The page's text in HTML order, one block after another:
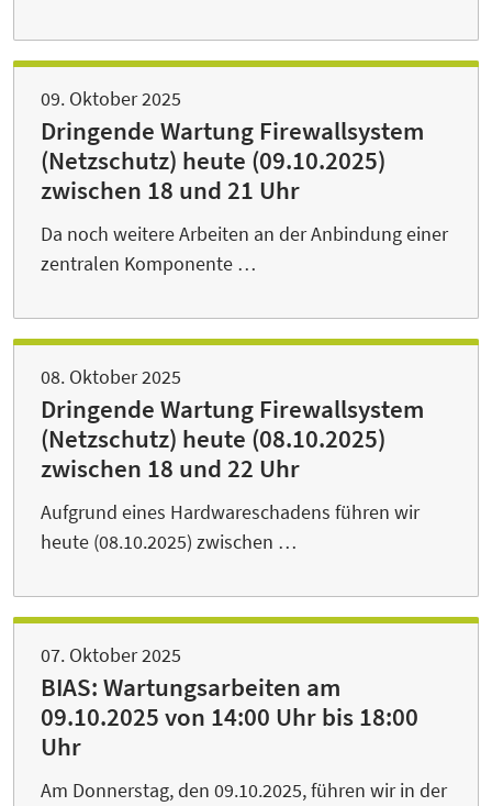
09. Oktober 2025
Dringende Wartung Firewallsystem
(Netzschutz) heute (09.10.2025)
zwischen 18 und 21 Uhr
Da noch weitere Arbeiten an der Anbindung einer
zentralen Komponente …
08. Oktober 2025
Dringende Wartung Firewallsystem
(Netzschutz) heute (08.10.2025)
zwischen 18 und 22 Uhr
Aufgrund eines Hardwareschadens führen wir
heute (08.10.2025) zwischen …
07. Oktober 2025
BIAS: Wartungsarbeiten am
09.10.2025 von 14:00 Uhr bis 18:00
Uhr
Am Donnerstag, den 09.10.2025, führen wir in der